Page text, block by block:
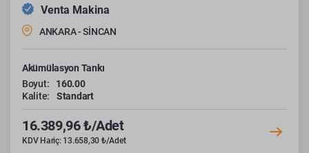
Venta Makina
ANKARA - SİNCAN
Akümülasyon Tankı
Boyut:
160.00
Kalite:
Standart
16.389,96 ₺/Adet
KDV Hariç: 13.658,30 ₺/Adet